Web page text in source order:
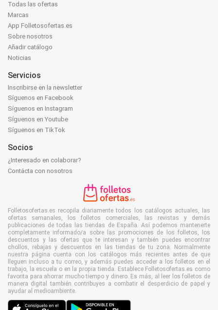
Todas las ofertas
Marcas
App Folletosofertas.es
Sobre nosotros
Añadir catálogo
Noticias
Servicios
Inscribirse en la newsletter
Síguenos en Facebook
Síguenos en Instagram
Síguenos en Youtube
Síguenos en TikTok
Socios
¿Interesado en colaborar?
Contácta con nosotros
Folletosofertas.es recopila diariamente todos los catálogos actuales, las
ofertas semanales, los folletos comerciales, las revistas y demás
publicaciones de todas las tiendas de España. Así podemos mantenerte
completamente informado/a sobre las promociones de los folletos, los
descuentos y las ofertas que te interesan y también puedes encontrar
chollos, rebajas y descuentos en las tiendas de tu zona. Normalmente
nuestra página cuenta con los catálogos más recientes antes de que
lleguen incluso a tu correo, y además puedes acceder a los folletos en el
trabajo, la escuela o en la propia tienda. Establece Folletosofertas.es como
favorita para ahorrar mucho tiempo y dinero. Es más, al leer los folletos de
manera digital también contribuyes a combatir el desperdicio de papel y
ayudar al medioambiente.